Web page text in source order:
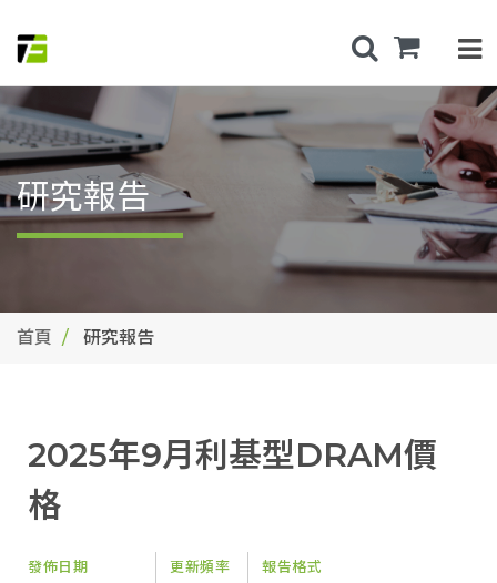
研究報告
首頁 研究報告
2025年9月利基型DRAM價
格
發佈日期 更新頻率 報告格式